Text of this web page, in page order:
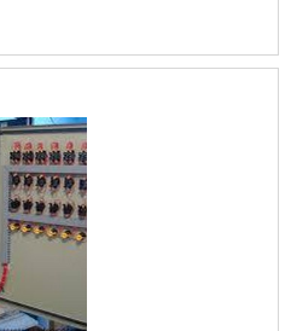
Há inúmeras
aplicação do
sobre esse
fabricado em
em chapa
latão, aço
e acrílico.Se for
conversar com a